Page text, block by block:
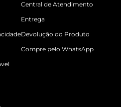
Central de Atendimento
Entrega
Devolução do Produto
Compre pelo WhatsApp